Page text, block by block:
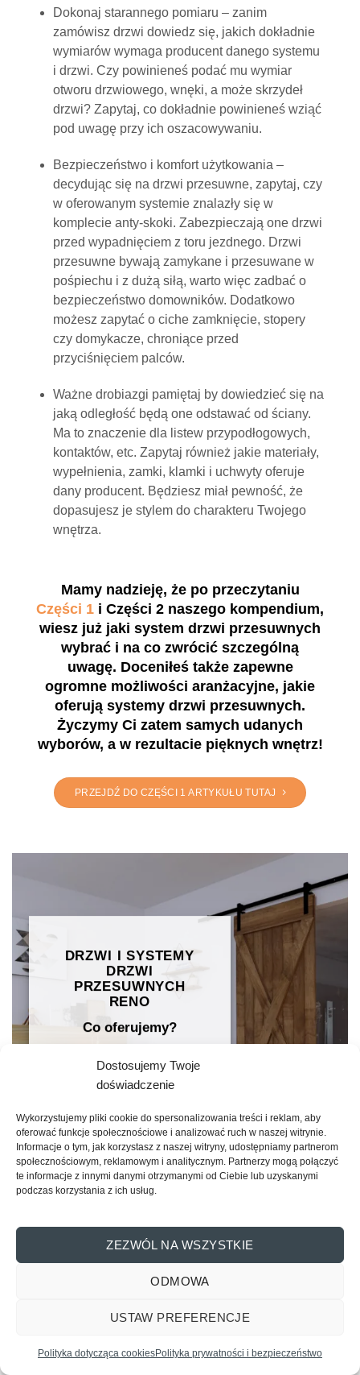
Dostosujemy Twoje
doświadczenie
Wykorzystujemy pliki cookie do spersonalizowania treści i reklam, aby
oferować funkcje społecznościowe i analizować ruch w naszej witrynie.
Informacje o tym, jak korzystasz z naszej witryny, udostępniamy partnerom
społecznościowym, reklamowym i analitycznym. Partnerzy mogą połączyć
te informacje z innymi danymi otrzymanymi od Ciebie lub uzyskanymi
podczas korzystania z ich usług.
ZEZWÓL NA WSZYSTKIE
ODMOWA
USTAW PREFERENCJE
Polityka dotycząca cookiesPolityka prywatności i bezpieczeństwo
Dokonaj starannego pomiaru – zanim
zamówisz drzwi dowiedz się, jakich dokładnie
wymiarów wymaga producent danego systemu
i drzwi. Czy powinieneś podać mu wymiar
otworu drzwiowego, wnęki, a może skrzydeł
drzwi? Zapytaj, co dokładnie powinieneś wziąć
pod uwagę przy ich oszacowywaniu.
Bezpieczeństwo i komfort użytkowania –
decydując się na drzwi przesuwne, zapytaj, czy
w oferowanym systemie znalazły się w
komplecie anty-skoki. Zabezpieczają one drzwi
przed wypadnięciem z toru jezdnego. Drzwi
przesuwne bywają zamykane i przesuwane w
pośpiechu i z dużą siłą, warto więc zadbać o
bezpieczeństwo domowników. Dodatkowo
możesz zapytać o ciche zamknięcie, stopery
czy domykacze, chroniące przed
przyciśnięciem palców.
Ważne drobiazgi pamiętaj by dowiedzieć się na
jaką odległość będą one odstawać od ściany.
Ma to znaczenie dla listew przypodłogowych,
kontaktów, etc. Zapytaj również jakie materiały,
wypełnienia, zamki, klamki i uchwyty oferuje
dany producent. Będziesz miał pewność, że
dopasujesz je stylem do charakteru Twojego
wnętrza.
Mamy nadzieję, że po przeczytaniu
Części 1 i Części 2 naszego kompendium,
wiesz już jaki system drzwi przesuwnych
wybrać i na co zwrócić szczególną
uwagę. Doceniłeś także zapewne
ogromne możliwości aranżacyjne, jakie
oferują systemy drzwi przesuwnych.
Życzymy Ci zatem samych udanych
wyborów, a w rezultacie pięknych wnętrz!
PRZEJDŹ DO CZĘŚCI 1 ARTYKUŁU TUTAJ
DRZWI I SYSTEMY
DRZWI
PRZESUWNYCH
RENO
Co oferujemy?
naścienne systemy drzwi
wnętrz. Sprawdź!
SKLEP ONLINE